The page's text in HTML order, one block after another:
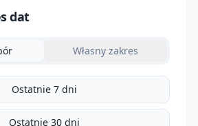
dat
Własny zakres
Ostatnie 7 dni
Ostatnie 30 dni